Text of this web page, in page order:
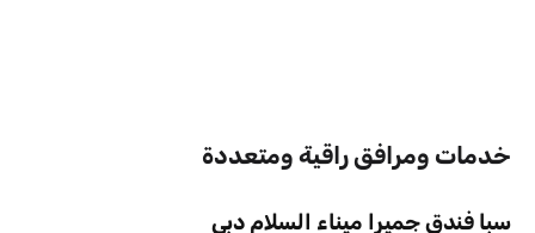
خدمات ومرافق راقية ومتعددة
سبا فندق جميرا ميناء السلام دبي